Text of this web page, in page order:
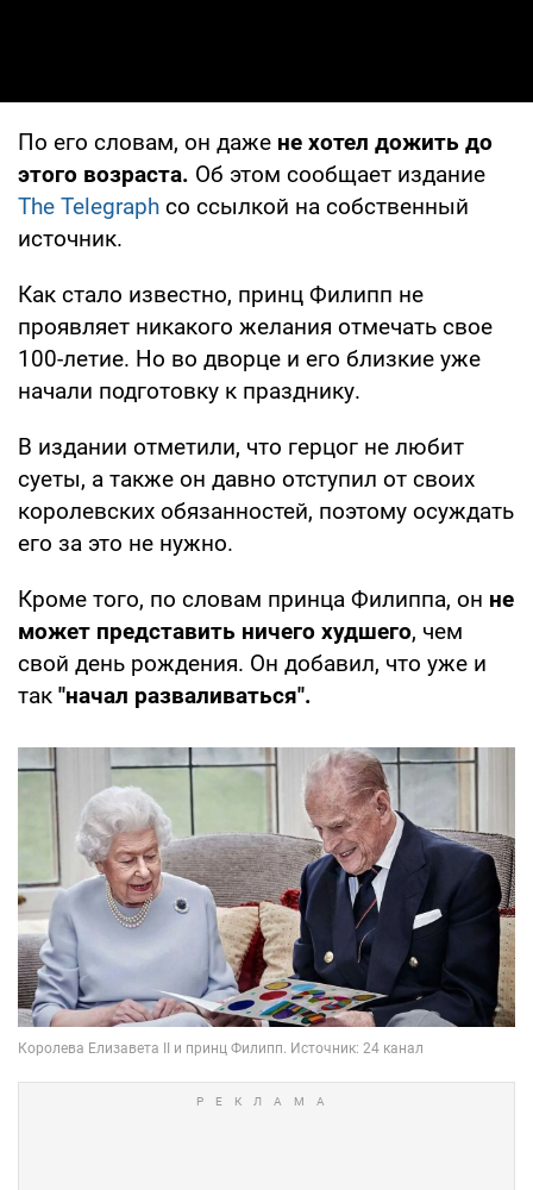
По его словам, он даже не хотел дожить до
этого возраста. Об этом сообщает издание
The Telegraph со ссылкой на собственный
источник.
Как стало известно, принц Филипп не
проявляет никакого желания отмечать свое
100-летие. Но во дворце и его близкие уже
начали подготовку к празднику.
В издании отметили, что герцог не любит
суеты, а также он давно отступил от своих
королевских обязанностей, поэтому осуждать
его за это не нужно.
Кроме того, по словам принца Филиппа, он не
может представить ничего худшего, чем
свой день рождения. Он добавил, что уже и
так "начал разваливаться".